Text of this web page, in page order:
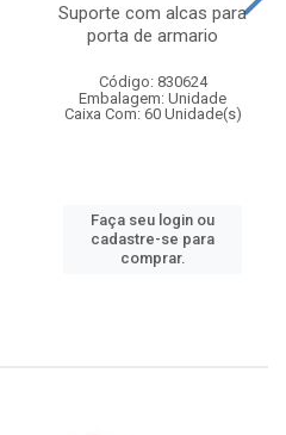
Suporte com alcas para
porta de armario
Código: 830624
Embalagem: Unidade
Caixa Com: 60 Unidade(s)
Faça seu login ou
cadastre-se para
comprar.